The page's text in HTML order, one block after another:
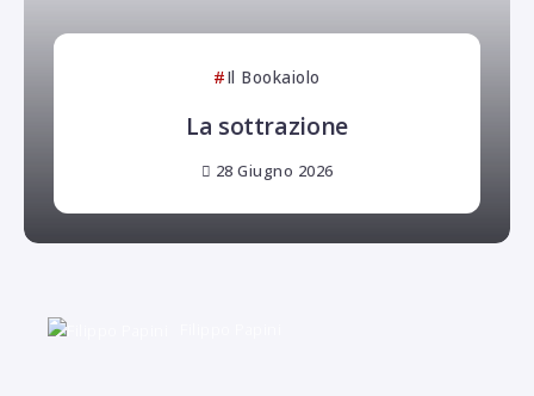
Il Bookaiolo
La sottrazione
28 Giugno 2026